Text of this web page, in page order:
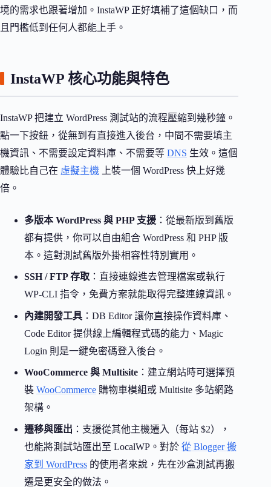
境的需求也跟著增加。InstaWP 正好填補了這個缺口，而
且門檻低到任何人都能上手。
InstaWP 核心功能與特色
InstaWP 把建立 WordPress 測試站的流程壓縮到幾秒鐘。
點一下按鈕，從無到有直接進入後台，中間不需要填主
機資訊、不需要設定資料庫、不需要等 DNS 生效。這個
體驗比自己在 虛擬主機 上裝一個 WordPress 快上好幾
倍。
多版本 WordPress 與 PHP 支援 ：從最新版到舊版
都有提供，你可以自由組合 WordPress 和 PHP 版
本。這對測試舊版外掛相容性特別實用。
SSH / FTP 存取 ：直接連線進去管理檔案或執行
WP-CLI 指令，免費方案就能取得完整連線資訊。
內建開發工具 ：DB Editor 讓你直接操作資料庫、
Code Editor 提供線上編輯程式碼的能力、Magic
Login 則是一鍵免密碼登入後台。
WooCommerce 與 Multisite ：建立網站時可選擇預
裝 WooCommerce 購物車模組或 Multisite 多站網路
架構。
遷移與匯出 ：支援從其他主機遷入（每站 $2），
也能將測試站匯出至 LocalWP。對於 從 Blogger 搬
家到 WordPress 的使用者來說，先在沙盒測試再搬
遷是更安全的做法。